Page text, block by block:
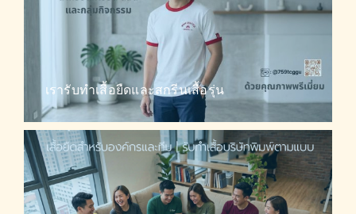
เรารับทำเสื้อยืดและสกรีนเสื้อรุ่น
เรารับทำเสื้อยืดและสกรีนเสื้อรุ่น